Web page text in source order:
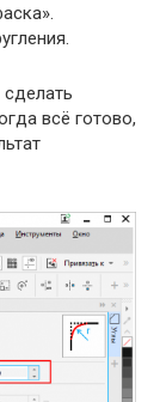
всё готово,